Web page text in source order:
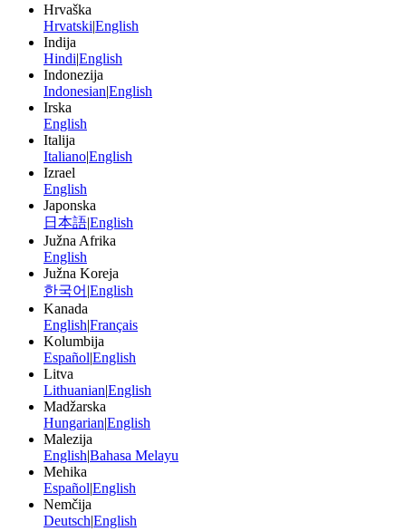
Hrvaška
Hrvatski|English
Indija
Hindi|English
Indonezija
Indonesian|English
Irska
English
Italija
Italiano|English
Izrael
English
Japonska
日本語|English
Južna Afrika
English
Južna Koreja
한국어 |English
Kanada
English|Français
Kolumbija
Español|English
Litva
Lithuanian|English
Madžarska
Hungarian|English
Malezija
English|Bahasa Melayu
Mehika
Español|English
Nemčija
Deutsch|English